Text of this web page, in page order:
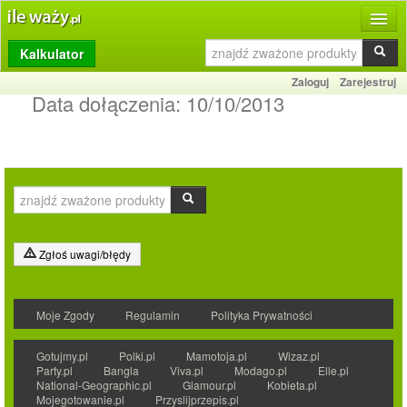
Produkty
Dziennik
Porównywarka
Porady
Słownik
Kontakt
Kalkulator
Zaloguj Zarejestruj
Data dołączenia:10/10/2013
Zgłoś uwagi/błędy
Moje Zgody Regulamin Polityka Prywatności
Gotujmy.pl Polki.pl Mamotoja.pl
Wizaz.pl
Party.pl
Bangla Viva.pl Modago.pl
Elle.pl
National-Geographic.pl
Glamour.pl
Kobieta.pl
Mojegotowanie.pl
Przyslijprzepis.pl